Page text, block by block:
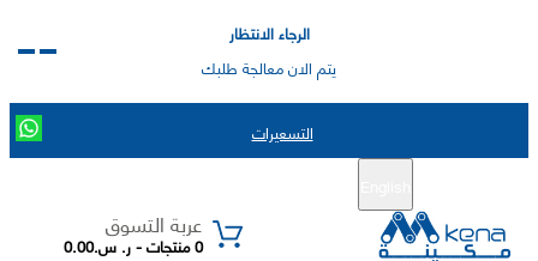
الرجاء الانتظار
يتم الان معالجة طلبك
التسعيرات
عربة التسوق
0 منتجات - ر. س.0.00